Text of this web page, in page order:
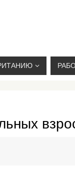
03-33,